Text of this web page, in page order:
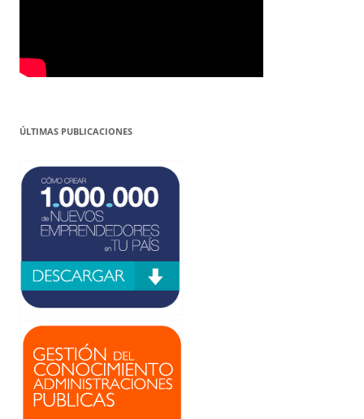
ÚLTIMAS PUBLICACIONES